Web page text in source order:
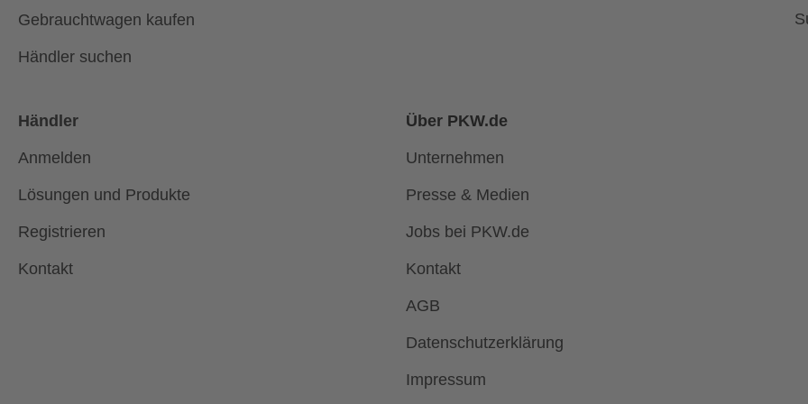
Gebrauchtwagen kaufen
Händler suchen
Händler
Anmelden
Lösungen und Produkte
Registrieren
Kontakt
Über PKW.de
Unternehmen
Presse & Medien
Jobs bei PKW.de
Kontakt
AGB
Datenschutzerklärung
Impressum